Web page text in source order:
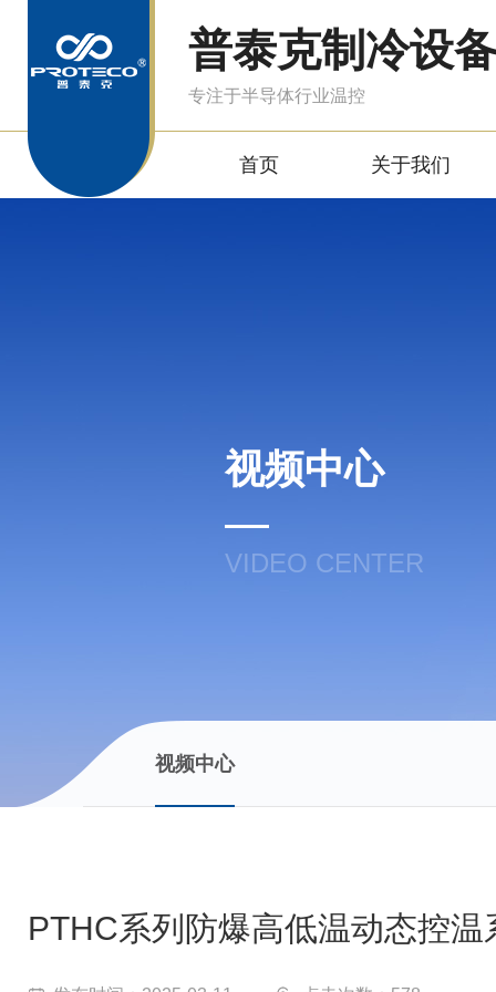
普泰克制冷设
专注于半导体行业温控
首页 关于我们
视频中心
VIDEO CENTER
视频中心
PTHC系列防爆高低温动态控温